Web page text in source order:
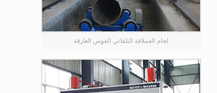
لحام العملاقة التلقائي القوس الغارقة